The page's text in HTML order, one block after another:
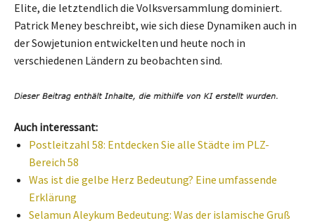
Elite, die letztendlich die Volksversammlung dominiert.
Patrick Meney beschreibt, wie sich diese Dynamiken auch in
der Sowjetunion entwickelten und heute noch in
verschiedenen Ländern zu beobachten sind.
Auch interessant:
Postleitzahl 58: Entdecken Sie alle Städte im PLZ-
Bereich 58
Was ist die gelbe Herz Bedeutung? Eine umfassende
Erklärung
Selamun Aleykum Bedeutung: Was der islamische Gruß